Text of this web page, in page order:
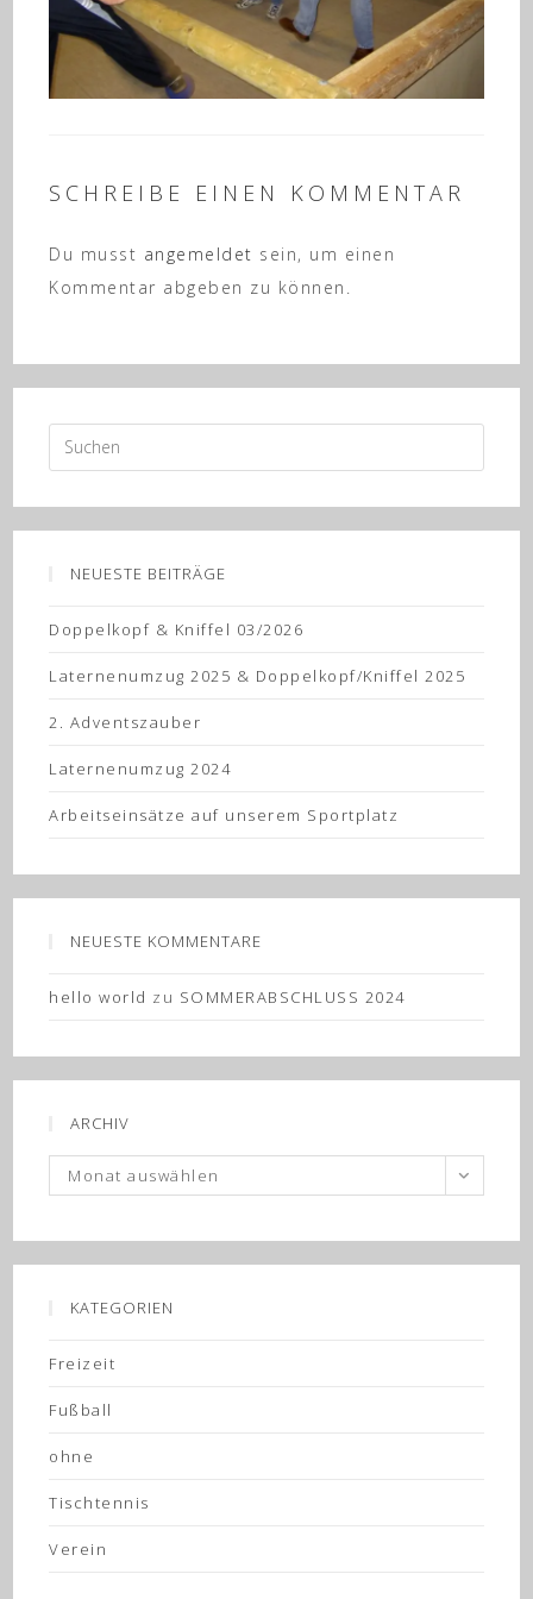
SCHREIBE EINEN KOMMENTAR
Du musst angemeldet sein, um einen
Kommentar abgeben zu können.
NEUESTE BEITRÄGE
Doppelkopf & Kniffel 03/2026
Laternenumzug 2025 & Doppelkopf/Kniffel 2025
2. Adventszauber
Laternenumzug 2024
Arbeitseinsätze auf unserem Sportplatz
NEUESTE KOMMENTARE
hello world zu SOMMERABSCHLUSS 2024
ARCHIV
Archiv
Monat auswählen
KATEGORIEN
Freizeit
Fußball
ohne
Tischtennis
Verein